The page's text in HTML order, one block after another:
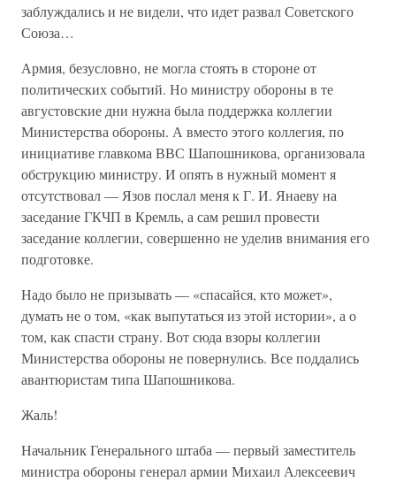
заблуждались и не видели, что идет развал Советского
Союза…
Армия, безусловно, не могла стоять в стороне от
политических событий. Но министру обороны в те
августовские дни нужна была поддержка коллегии
Министерства обороны. А вместо этого коллегия, по
инициативе главкома ВВС Шапошникова, организовала
обструкцию министру. И опять в нужный момент я
отсутствовал — Язов послал меня к Г. И. Янаеву на
заседание ГКЧП в Кремль, а сам решил провести
заседание коллегии, совершенно не уделив внимания его
подготовке.
Надо было не призывать — «спасайся, кто может»,
думать не о том, «как выпутаться из этой истории», а о
том, как спасти страну. Вот сюда взоры коллегии
Министерства обороны не повернулись. Все поддались
авантюристам типа Шапошникова.
Жаль!
Начальник Генерального штаба — первый заместитель
министра обороны генерал армии Михаил Алексеевич